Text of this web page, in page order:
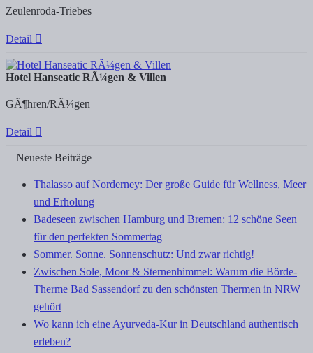
Zeulenroda-Triebes
Detail
Hotel Hanseatic RÃ¼gen & Villen
GÃ¶hren/RÃ¼gen
Detail
Neueste Beiträge
Thalasso auf Norderney: Der große Guide für Wellness, Meer
und Erholung
Badeseen zwischen Hamburg und Bremen: 12 schöne Seen
für den perfekten Sommertag
Sommer. Sonne. Sonnenschutz: Und zwar richtig!
Zwischen Sole, Moor & Sternenhimmel: Warum die Börde-
Therme Bad Sassendorf zu den schönsten Thermen in NRW
gehört
Wo kann ich eine Ayurveda-Kur in Deutschland authentisch
erleben?